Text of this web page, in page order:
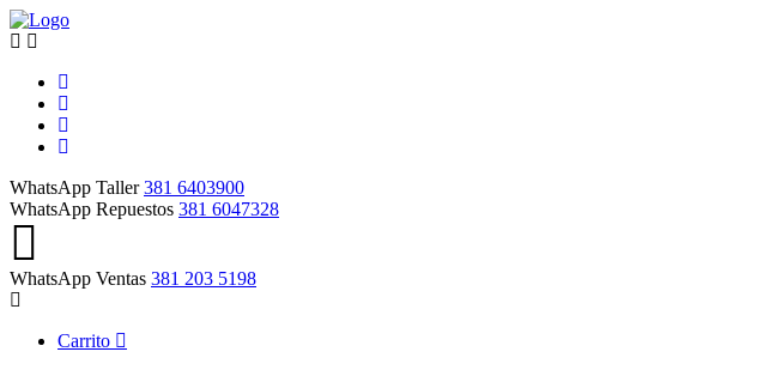
WhatsApp Taller381 6403900
WhatsApp Repuestos 381 6047328
WhatsApp Ventas 381 203 5198
Carrito